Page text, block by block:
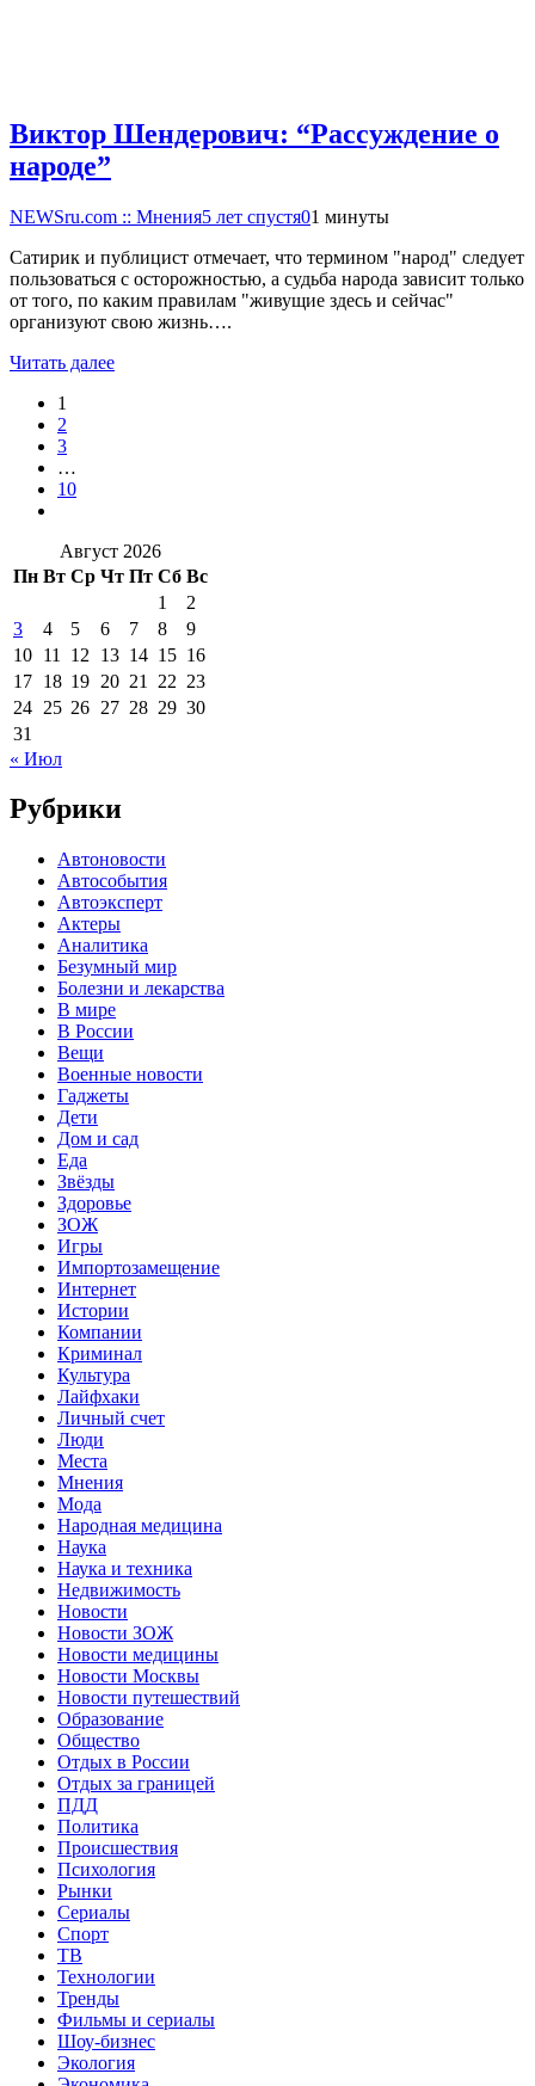
Виктор Шендерович: “Рассуждение о
народе”
NEWSru.com :: Мнения5 лет спустя01 минуты
Сатирик и публицист отмечает, что термином "народ" следует
пользоваться с осторожностью, а судьба народа зависит только
от того, по каким правилам "живущие здесь и сейчас"
организуют свою жизнь….
Читать далее
1
2
3
…
10
Август 2026
Пн Вт Ср Чт Пт Сб Вс
1
2
3
4 5 6 7 8
9
10 11 12 13 14 15 16
17 18 19 20 21 22 23
24 25 26 27 28 29 30
31
« Июл
Рубрики
Автоновости
Автособытия
Автоэксперт
Актеры
Аналитика
Безумный мир
Болезни и лекарства
В мире
В России
Вещи
Военные новости
Гаджеты
Дети
Дом и сад
Еда
Звёзды
Здоровье
ЗОЖ
Игры
Импортозамещение
Интернет
Истории
Компании
Криминал
Культура
Лайфхаки
Личный счет
Люди
Места
Мнения
Мода
Народная медицина
Наука
Наука и техника
Недвижимость
Новости
Новости ЗОЖ
Новости медицины
Новости Москвы
Новости путешествий
Образование
Общество
Отдых в России
Отдых за границей
ПДД
Политика
Происшествия
Психология
Рынки
Сериалы
Спорт
ТВ
Технологии
Тренды
Фильмы и сериалы
Шоу-бизнес
Экология